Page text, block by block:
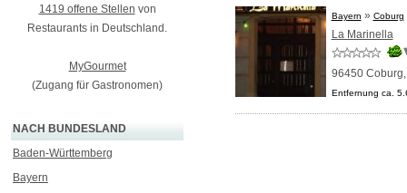
1419 offene Stellen von
Restaurants in Deutschland.
MyGourmet
(Zugang für Gastronomen)
NACH BUNDESLAND
Baden-Württemberg
Bayern
Bayern » Coburg
La Marinella
96450
Entfernung ca.